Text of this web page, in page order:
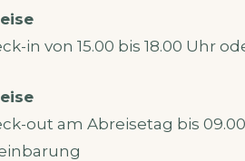
in von 15.00 bis 18.00 Uhr
out am Abreisetag bis